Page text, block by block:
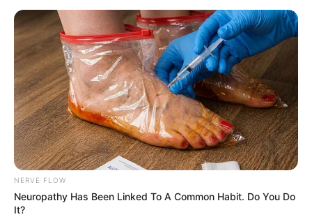
NERVE FLOW
Neuropathy Has Been Linked To A Common Habit. Do You Do
It?